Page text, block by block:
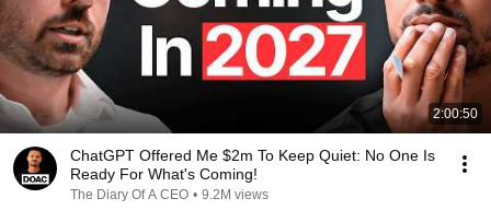
2:00:50
ChatGPT Offered Me $2m To Keep Quiet: No One Is
Ready For What's Coming!
The Diary Of A CEO • 9.2M views